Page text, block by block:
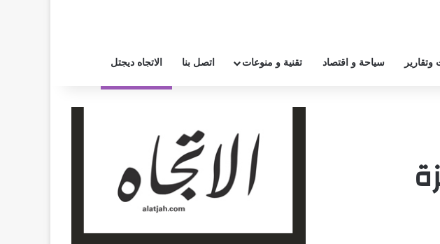
وتقارير سياحة و اقتصاد تقنية و منوعات اتصل بنا الاتجاه ديجتل